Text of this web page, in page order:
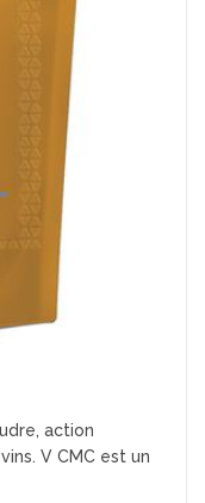
action
V CMC est un